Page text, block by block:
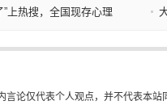
上热搜，全国现存心理
言论仅代表个人观点，并不代表本